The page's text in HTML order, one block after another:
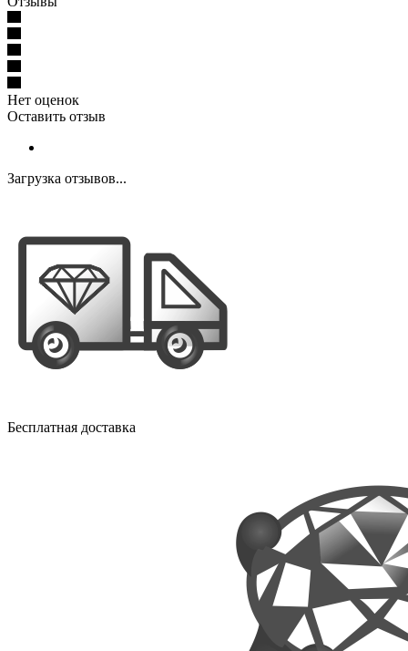
Нет оценок
Оставить отзыв
Загрузка отзывов...
Бесплатная доставка